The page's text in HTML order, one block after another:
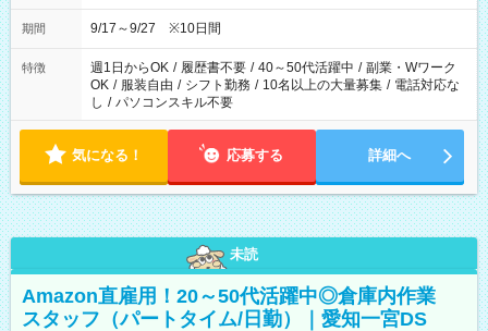
務もあります。 【休憩】60分+他休憩あり 交替で取得します。
安全面に配慮しこまめな休憩があります。
期間 9/17～9/27 ※10日間
特徴 週1日からOK / 履歴書不要 / 40～50代活躍中 / 副業・Wワーク
OK / 服装自由 / シフト勤務 / 10名以上の大量募集 / 電話対応な
し / パソコンスキル不要
気になる！ 応募する 詳細へ
未読
Amazon直雇用！20～50代活躍中◎倉庫内作業
スタッフ（パートタイム/日勤）｜愛知一宮DS